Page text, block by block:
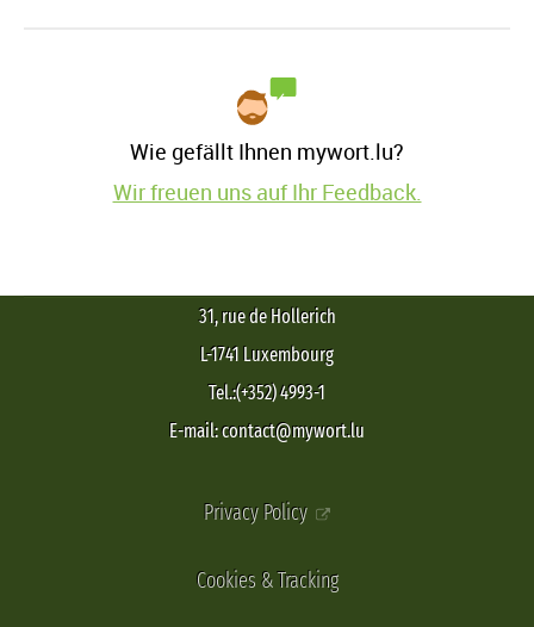
Wie gefällt Ihnen mywort.lu?
Wir freuen uns auf Ihr Feedback.
31, rue de Hollerich
L-1741 Luxembourg
Tel.:(+352) 4993-1
E-mail: contact@mywort.lu
Privacy Policy
Cookies & Tracking